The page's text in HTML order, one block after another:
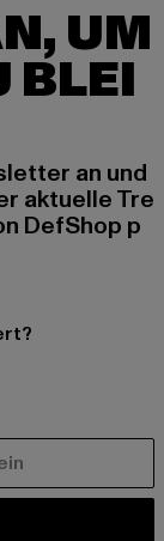
UM
BLEI
an und
aktuelle Tre
DefShop p